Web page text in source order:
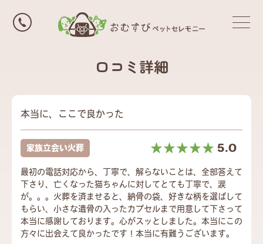
口コミ詳細
本当に、ここで良かった
家族立会い火葬 ☆☆☆☆☆
★★★★★ 5.0
最初の電話対応から、丁寧で、解らないことは、全部答えて
下さり、亡くなった猫ちゃんに対してとても丁寧で、涙
が。。。火葬を済ませると、納骨の袋、好きな柄を選ばして
もらい、小さな遺骨の入ったカプセルまで用意して下さって
本当に感謝しております。心がスッとしました。本当にこの
方々に出会えて良かったです！本当に有難うございます。